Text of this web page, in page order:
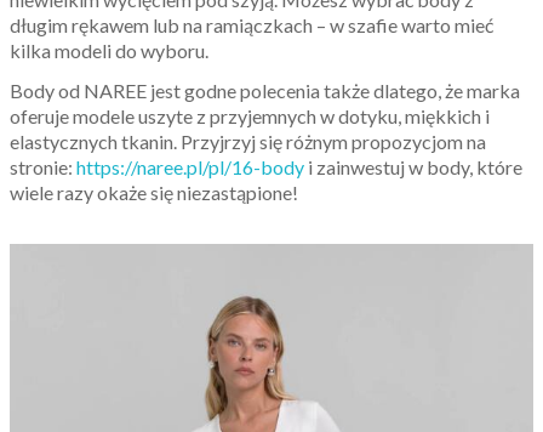
długim rękawem lub na ramiączkach – w szafie warto mieć
kilka modeli do wyboru.
Body od NAREE jest godne polecenia także dlatego, że marka
oferuje modele uszyte z przyjemnych w dotyku, miękkich i
elastycznych tkanin. Przyjrzyj się różnym propozycjom na
stronie: https://naree.pl/pl/16-body i zainwestuj w body, które
wiele razy okaże się niezastąpione!